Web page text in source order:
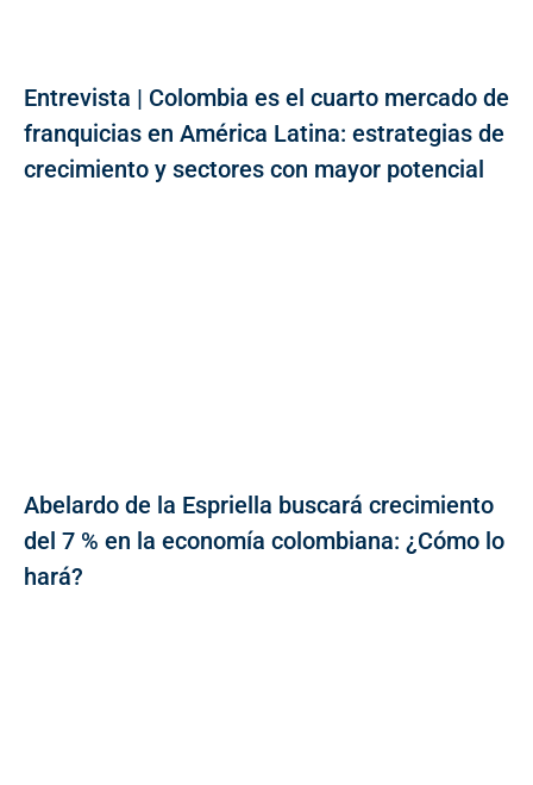
Entrevista | Colombia es el cuarto mercado de
franquicias en América Latina: estrategias de
crecimiento y sectores con mayor potencial
Abelardo de la Espriella buscará crecimiento
del 7 % en la economía colombiana: ¿Cómo lo
hará?